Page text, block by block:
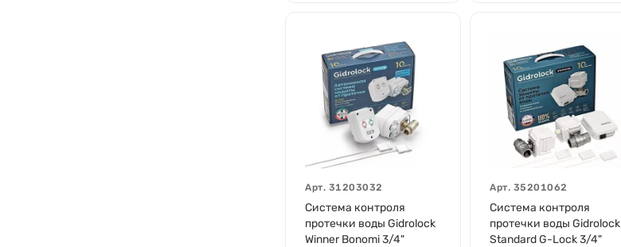
Система контроля
протечки воды Gidrolock
Winner Bonomi 3/4"
Арт. 31203032
Система контроля
протечки воды Gidrolock
Standard G-Lock 3/4"
Арт. 35201062